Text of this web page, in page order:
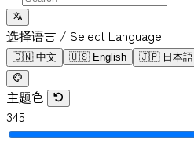
选择语言 / Select Language
🇨🇳 中文 🇺🇸 English 🇯🇵 日本語
主题色
345